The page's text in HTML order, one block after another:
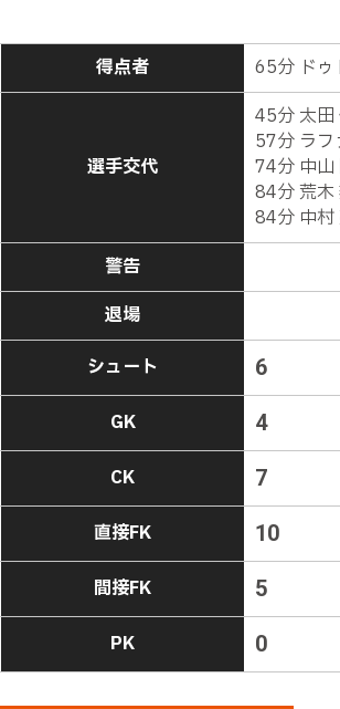
得点者
65分 ドゥ
選手交代
45分 太田
57分 ラフ
74分 中山
84分 荒木
84分 中村
警告
退場
シュート 6
GK 4
CK 7
直接FK 10
間接FK 5
PK 0